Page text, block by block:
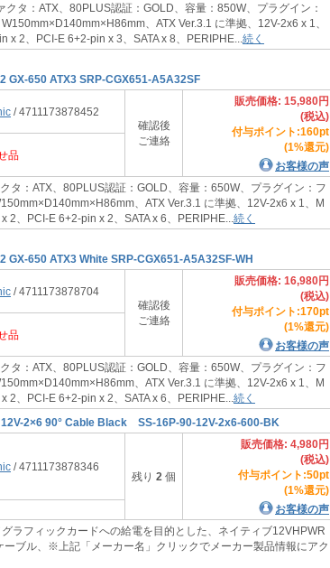
タ：ATX、80PLUS認証：GOLD、容量：850W、プラグイン：
、ATX Ver.3.1 に準拠、12V-2x6 x 1、
x 2、PCI-E 6+2-pin x 3、SATA x 8、PERIPHE... 続く
GX-650 ATX3 SRP-CGX651-A5A32SF
/ 4711173878452
確認後
ご連絡
販売価格: 15,980円
(税込)
付与ポイント:160pt
(1%還元)
お客様の声
品
タ：ATX、80PLUS認証：GOLD、容量：650W、プラグイン：フ
、ATX Ver.3.1 に準拠、12V-2x6 x 1、M
2、PCI-E 6+2-pin x 2、SATA x 6、PERIPHE... 続く
GX-650 ATX3 White SRP-CGX651-A5A32SF-WH
/ 4711173878704
確認後
ご連絡
販売価格: 16,980円
(税込)
付与ポイント:170pt
(1%還元)
お客様の声
品
タ：ATX、80PLUS認証：GOLD、容量：650W、プラグイン：フ
、ATX Ver.3.1 に準拠、12V-2x6 x 1、M
2、PCI-E 6+2-pin x 2、SATA x 6、PERIPHE... 続く
2×6 90° Cable Black SS-16P-90-12V-2x6-600-BK
/ 4711173878346
残り 2 個
販売価格: 4,980円
(税込)
付与ポイント:50pt
(1%還元)
お客様の声
ラフィックカードへの給電を目的とした、ネイティブ12VHPWR
ーブル、※上記「メーカー名」クリックでメーカー製品情報にアク